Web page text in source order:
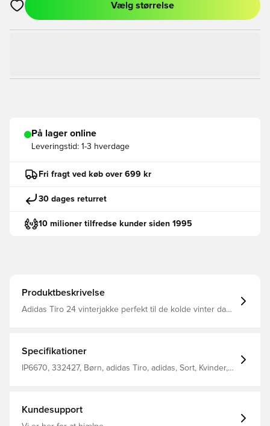
Åbner en Modal til at logge ind eller tilmelde dig som medlem
Vælg størrelse
På lager online
Leveringstid: 1-3 hverdage
Fri fragt ved køb over 699 kr
30 dages returret
10 milioner tilfredse kunder siden 1995
Produktbeskrivelse
Adidas Tiro 24 vinterjakke perfekt til de kolde vinter dage
minimum 70 % genbrugsmateriale
Specifikationer
IP6670, 332427, Børn, adidas Tiro, adidas, Sort, Kvinder,
Kundesupport